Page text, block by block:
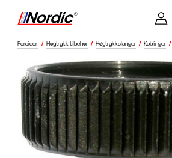
Forsiden / Høytrykk tilbehør / Høytrykkslanger / Koblinger /